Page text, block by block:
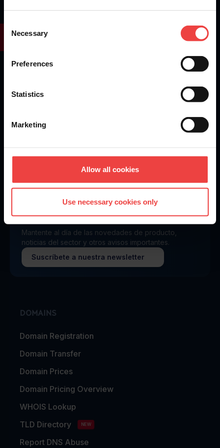
Consent
Selection
Necessary
Preferences
Statistics
Marketing
Allow all cookies
Use necessary cookies only
What are you waiting for?
Create an account today - it’s fast and free
Openprovider is an ICANN accredited registrar...
Mantente al día de las novedades de producto,
noticias del sector y otros avisos importantes.
Suscríbete a nuestra newsletter
DOMAINS
Domain Registration
Domain Transfer
Domain Prices
Domain Pricing Overview
WHOIS Lookup
TLD Directory
NEW
Report DNS Abuse